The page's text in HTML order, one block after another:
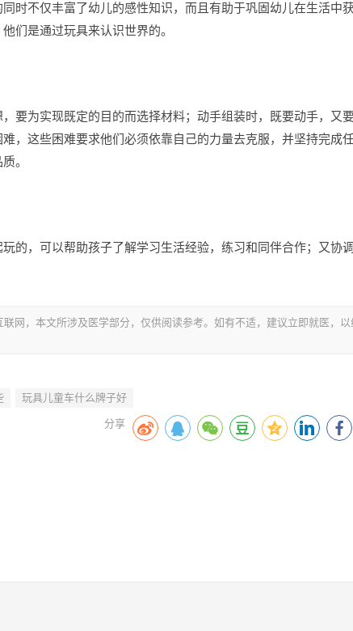
时不仅丰富了幼儿的感性知识，而且有助于巩固幼儿在生活中
们是通过玩具来认识世界的。
要为实现既定的目的而选择材料；动手组装时，既要动手，又
，这些困难要求他们必须依靠自己的力量去克服，并坚持完成任
。
的，可以帮助孩子了解学习生活经验，练习和同伴合作；又协
网，本文所涉及医学部分，仅供阅读参考。如有不适，建议立即就医，以
玩具儿童车什么牌子好